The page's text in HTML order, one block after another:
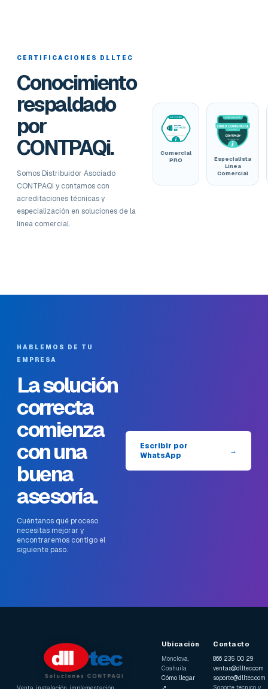
CERTIFICACIONES DLLTEC
Conocimiento
respaldado
por
CONTPAQi.
Somos Distribuidor Asociado
CONTPAQi y contamos con
acreditaciones técnicas y
especialización en soluciones de la
línea comercial.
Comercial
PRO
Especialista
Línea
Comercial
HABLEMOS DE TU
EMPRESA
La solución
correcta
comienza
con una
buena
asesoría.
Cuéntanos qué proceso
necesitas mejorar y
encontraremos contigo el
siguiente paso.
Escribir por
WhatsApp
→
Ubicación
Monclova,
Coahuila
Cómo llegar
Contacto
866 235 00 29
ventas@dlltec.com
soporte@dlltec.com